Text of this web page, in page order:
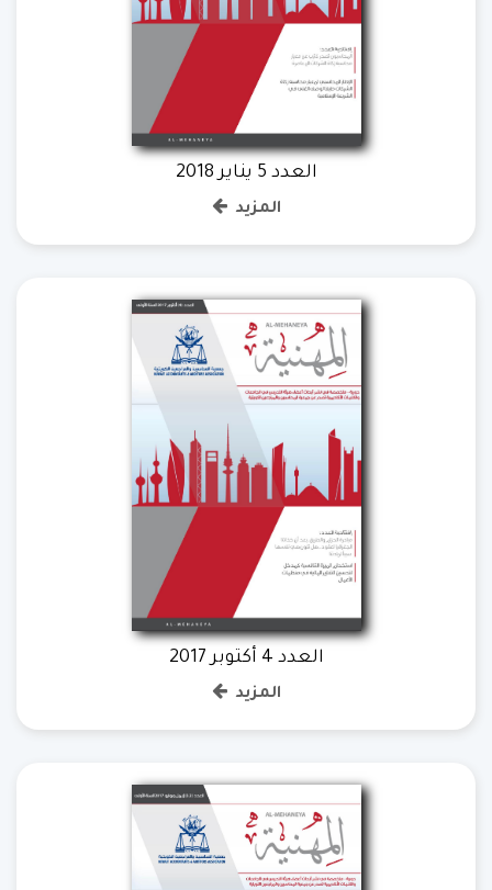
العدد 5 يناير 2018
المزيد
العدد 4 أكتوبر 2017
المزيد